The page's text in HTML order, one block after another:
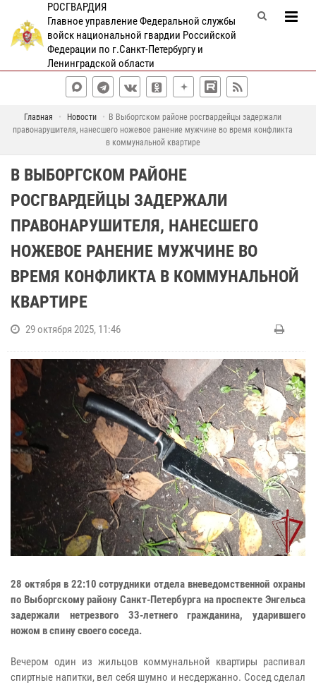
РОСГВАРДИЯ
Главное управление Федеральной службы
войск национальной гвардии Российской
Федерации по г.Санкт-Петербургу и
Ленинградской области
Главная Новости
В Выборгском районе росгвардейцы задержали
правонарушителя, нанесшего ножевое ранение мужчине во время конфликта
в коммунальной квартире
В ВЫБОРГСКОМ РАЙОНЕ
РОСГВАРДЕЙЦЫ ЗАДЕРЖАЛИ
ПРАВОНАРУШИТЕЛЯ, НАНЕСШЕГО
НОЖЕВОЕ РАНЕНИЕ МУЖЧИНЕ ВО
ВРЕМЯ КОНФЛИКТА В КОММУНАЛЬНОЙ
КВАРТИРЕ
29 октября 2025, 11:46
28 октября в 22:10 сотрудники отдела вневедомственной охраны
по Выборгскому району Санкт-Петербурга на проспекте Энгельса
задержали нетрезвого 33-летнего гражданина, ударившего
ножом в спину своего соседа.
Вечером один из жильцов коммунальной квартиры распивал
спиртные напитки, вел себя шумно и несдержанно. Сосед сделал